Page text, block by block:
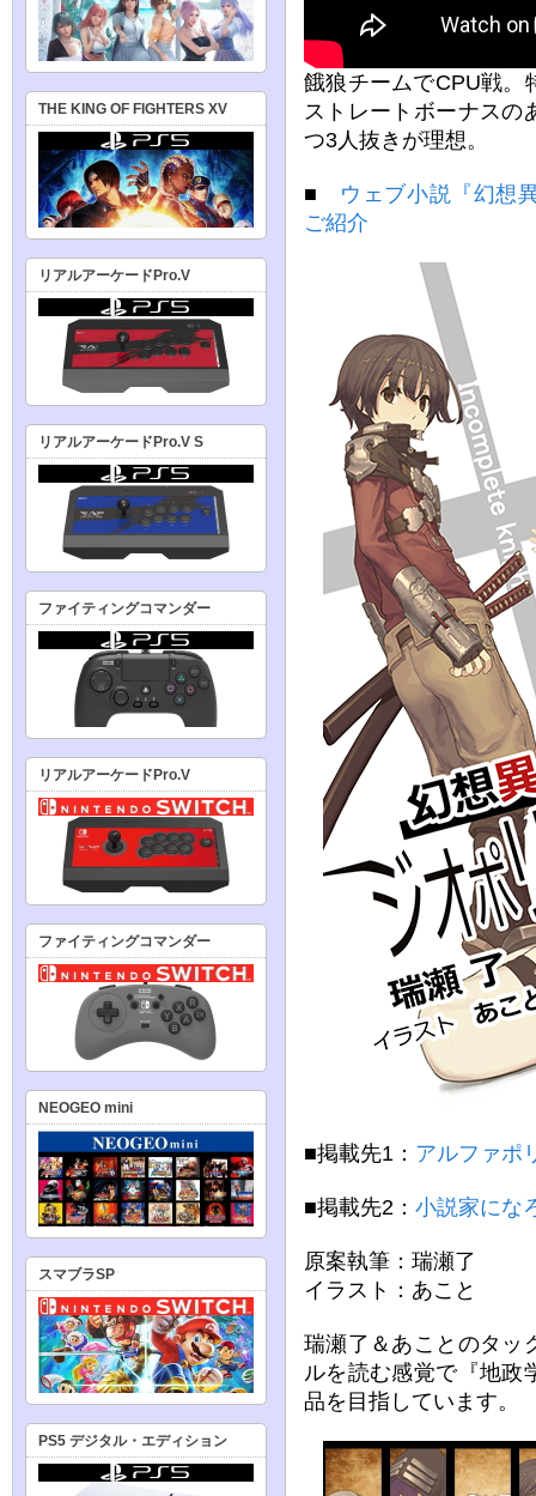
餓狼チームでCPU戦。
ストレートボーナスの
つ3人抜きが理想。
■ ウェブ小説『幻想
ご紹介
■掲載先1： アルファポ
■掲載先2： 小説家にな
原案執筆：瑞瀬了
イラスト：あこと
瑞瀬了＆あことのタッ
ルを読む感覚で『地政
品を目指しています。
THE KING OF FIGHTERS XV
リアルアーケードPro.V
リアルアーケードPro.V S
ファイティングコマンダー
リアルアーケードPro.V
ファイティングコマンダー
NEOGEO mini
スマブラSP
PS5 デジタル・エディション